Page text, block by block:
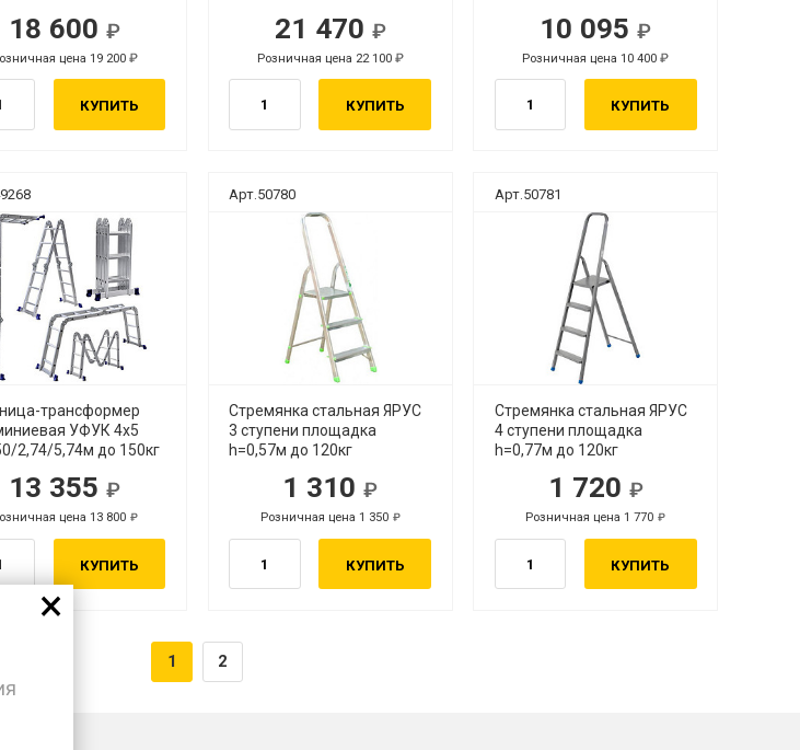
18 600
цена 19 200
КУПИТЬ
21 470
Розничная цена 22 100
КУПИТЬ
10 095
руб.
Розничная цена 10 400
руб.
КУПИТЬ
трансформер
УФУК 4х5
2,74/5,74м до 150кг
13 355
цена 13 800
КУПИТЬ
Арт.50780
Стремянка стальная ЯРУС
3 ступени площадка
h=0,57м до 120кг
1 310
Розничная цена 1 350
КУПИТЬ
Арт.50781
Стремянка стальная ЯРУС
4 ступени площадка
h=0,77м до 120кг
1 720
руб.
Розничная цена 1 770
руб.
КУПИТЬ
1 2
×